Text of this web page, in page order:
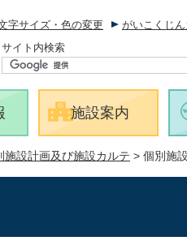
字サイズ・色の変更 がいこくじ
サイト内検索
施設案内
施設計画及び施設カルテ > 個別施